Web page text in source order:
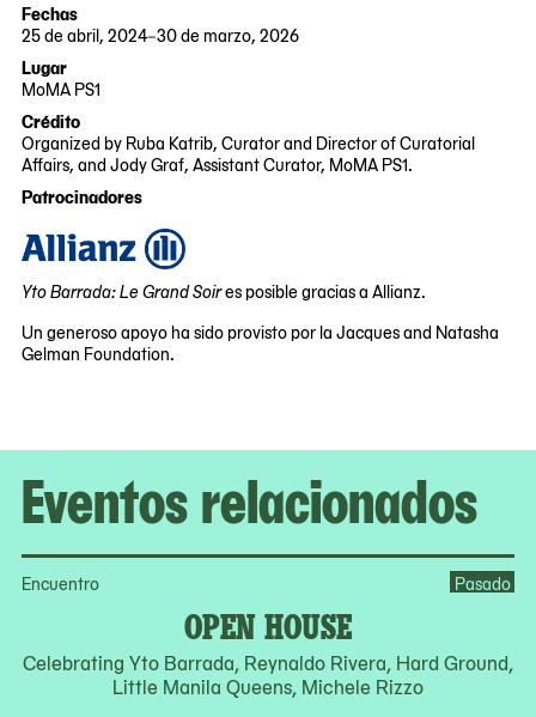
Fechas
25 de abril, 2024–30 de marzo, 2026
2024-
04-
25
2026-
03-
30
Lugar
MoMA PS1
22-
25
Jackson
Avenue
Queens,
NY
11101
Crédito
Organized by Ruba Katrib, Curator and Director of Curatorial
Affairs, and Jody Graf, Assistant Curator, MoMA PS1.
Patrocinadores
Yto Barrada: Le Grand Soires posible gracias a Allianz.
Un generoso apoyo ha sido provisto por la Jacques and Natasha
Gelman Foundation.
Eventos relacionados
Encuentro
OPEN HOUSE
Celebrating Yto Barrada, Reynaldo Rivera, Hard Ground,
Little Manila Queens, Michele Rizzo
Pasado